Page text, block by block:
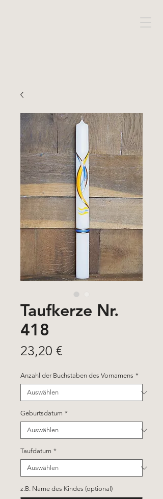
Taufkerze Nr.
418
23,20 €Preis
Anzahl der Buchstaben des Vornamens *
Geburtsdatum *
Taufdatum *
z.B. Name des Kindes (optional)